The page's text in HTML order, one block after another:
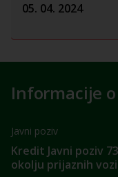
Informacije
Javni poziv
Kredit Javni poziv
okolju prijaznih
05. 04. 2024